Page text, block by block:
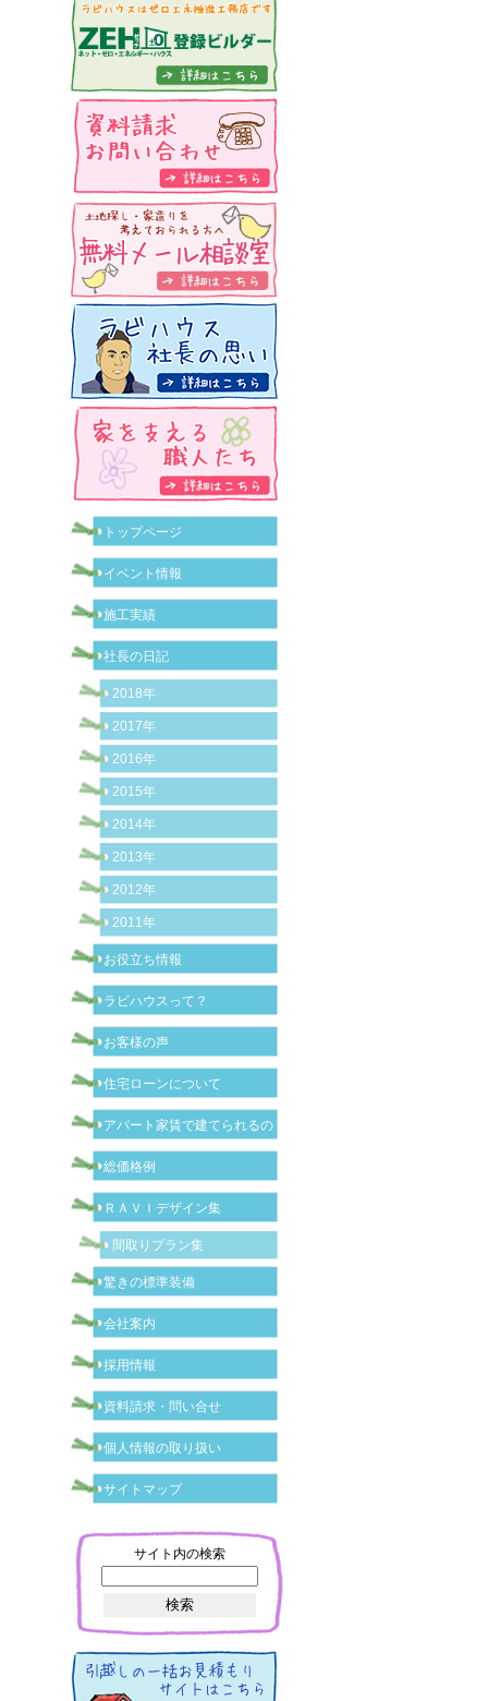
トップページ
イベント情報
施工実績
社長の日記
2018年
2017年
2016年
2015年
2014年
2013年
2012年
2011年
お役立ち情報
ラビハウスって？
お客様の声
住宅ローンについて
アパート家賃で建てられるの？
総価格例
ＲＡＶＩデザイン集
間取りプラン集
驚きの標準装備
会社案内
採用情報
資料請求・問い合せ
個人情報の取り扱い
サイトマップ
サイト内の検索